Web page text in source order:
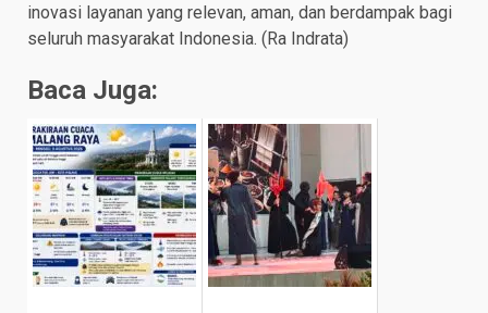
inovasi layanan yang relevan, aman, dan berdampak bagi
seluruh masyarakat Indonesia. (Ra Indrata)
Baca Juga: